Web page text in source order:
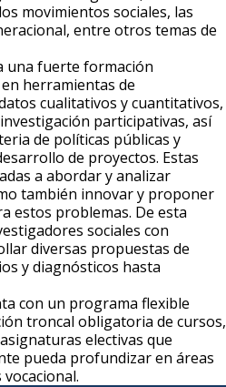
movimientos sociales, las
entre otros temas de
una fuerte formación
herramientas de
cualitativos y cuantitativos,
participativas, así
de políticas públicas y
de proyectos. Estas
a abordar y analizar
también innovar y proponer
estos problemas. De esta
sociales con
diversas propuestas de
y diagnósticos hasta
con un programa flexible
troncal obligatoria de cursos,
electivas que
pueda profundizar en áreas